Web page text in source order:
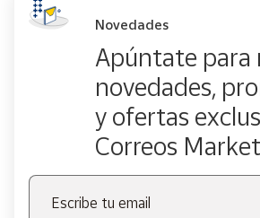
Novedades
Apúntate para
novedades,
y ofertas
Correos Market
Escribe tu email